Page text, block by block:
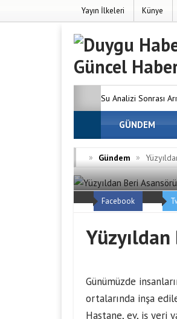
Yayın İlkeleri Künye
Su Analizi Sonrası
SEO’nun Önemi
Firmaları
ve Hasarsız
GÜNDEM
» Gündem »
Facebook
Yüzyıldan
Günümüzde
ortalarında inşa
Hastane, ev, iş yeri